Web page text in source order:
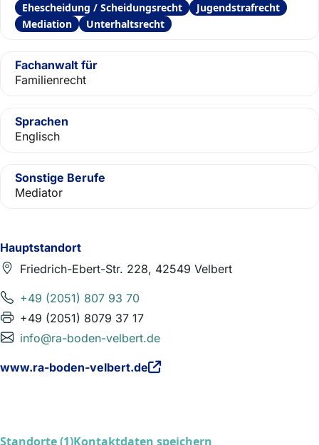
Hauptstandort
Friedrich-Ebert-Str. 228, 42549 Velbert
+49 (2051) 807 93 70
+49 (2051) 8079 37 17
info@ra-boden-velbert.de
www.ra-boden-velbert.de
Ehescheidung / Scheidungsrecht
Jugendstrafrecht
Mediation
Unterhaltsrecht
Fachanwalt für
Familienrecht
Sprachen
Englisch
Sonstige Berufe
Mediator
Standorte (1)Kontaktdaten speichern